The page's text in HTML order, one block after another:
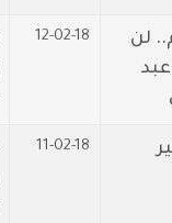
لن
12-02-18
11-02-18